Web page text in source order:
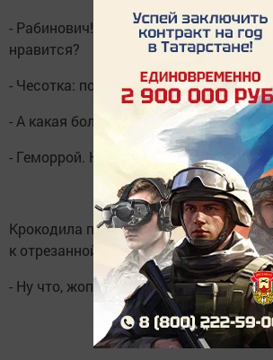
- Рабинович! Какая болезнь вам
нравится?
- Чесотка: почесался - и ещё хочется.
- А какая болезнь вам больше всего
- Геморрой. Ни себе посмотреть, ни
***
Крокодила переехало поездом.
к отрезанной части и говорит:
- Ну что, жопа, допрыгалась?
***